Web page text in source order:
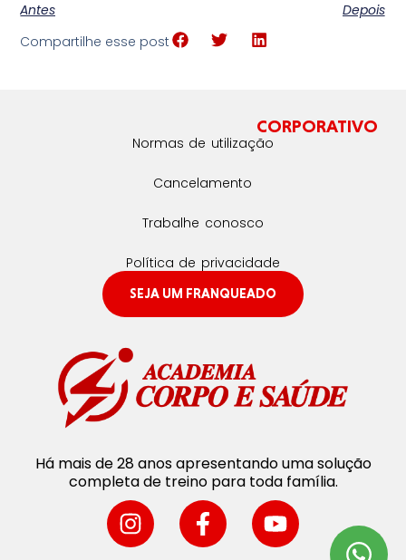
Antes
Depois
Compartilhe esse post
CORPORATIVO
Normas de utilização
Cancelamento
Trabalhe conosco
Política de privacidade
SEJA UM FRANQUEADO
Há mais de 28 anos apresentando uma solução
completa de treino para toda família.